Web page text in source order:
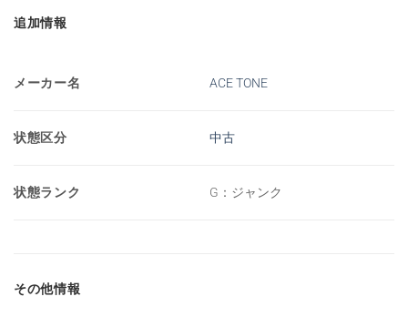
追加情報
メーカー名 ACE TONE
状態区分 中古
状態ランク G：ジャンク
その他情報